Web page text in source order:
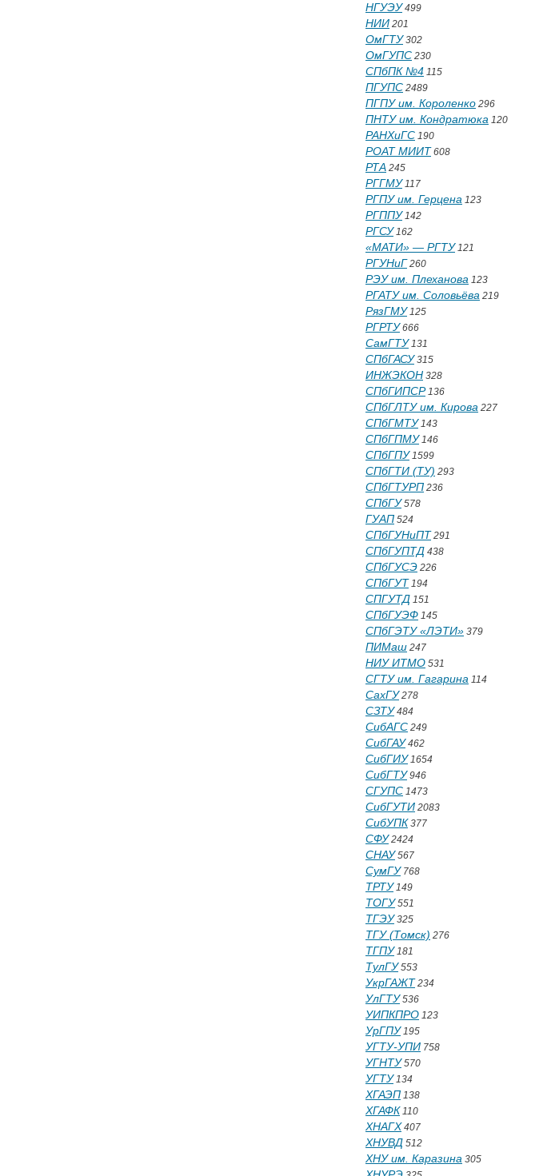
НГУЭУ499
НИИ 201
ОмГТУ302
ОмГУПС 230
СПбПК №4 115
ПГУПС 2489
ПГПУ им. Короленко 296
ПНТУ им. Кондратюка 120
РАНХиГС 190
РОАТ МИИТ 608
РТА 245
РГГМУ117
РГПУ им. Герцена 123
РГППУ142
РГСУ162
«МАТИ» — РГТУ121
РГУНиГ 260
РЭУ им. Плеханова 123
РГАТУ им. Соловьёва 219
РязГМУ125
РГРТУ666
СамГТУ131
СПбГАСУ315
ИНЖЭКОН 328
СПбГИПСР136
СПбГЛТУ им. Кирова 227
СПбГМТУ143
СПбГПМУ146
СПбГПУ1599
СПбГТИ (ТУ) 293
СПбГТУРП 236
СПбГУ578
ГУАП 524
СПбГУНиПТ 291
СПбГУПТД 438
СПбГУСЭ 226
СПбГУТ 194
СПГУТД 151
СПбГУЭФ 145
СПбГЭТУ «ЛЭТИ» 379
ПИМаш 247
НИУ ИТМО 531
СГТУ им. Гагарина 114
СахГУ278
СЗТУ484
СибАГС 249
СибГАУ462
СибГИУ1654
СибГТУ946
СГУПС 1473
СибГУТИ 2083
СибУПК 377
СФУ2424
СНАУ567
СумГУ768
ТРТУ149
ТОГУ551
ТГЭУ325
ТГУ (Томск) 276
ТГПУ181
ТулГУ553
УкрГАЖТ 234
УлГТУ536
УИПКПРО 123
УрГПУ195
УГТУ-УПИ 758
УГНТУ570
УГТУ134
ХГАЭП 138
ХГАФК 110
ХНАГХ 407
ХНУВД 512
ХНУ им. Каразина 305